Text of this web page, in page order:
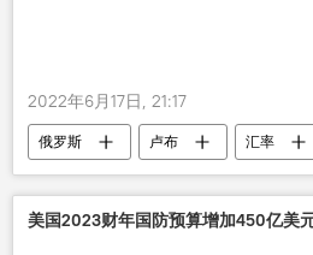
2022年6月17日, 21:17
俄罗斯 卢布 汇率
美国2023财年国防预算增加450亿美